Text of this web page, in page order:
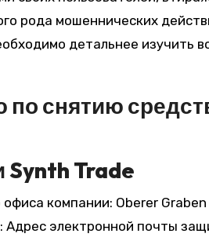
рода мошеннических
детальнее изучить
по снятию
Synth Trade
офиса компании: Oberer
Адрес электронной почты